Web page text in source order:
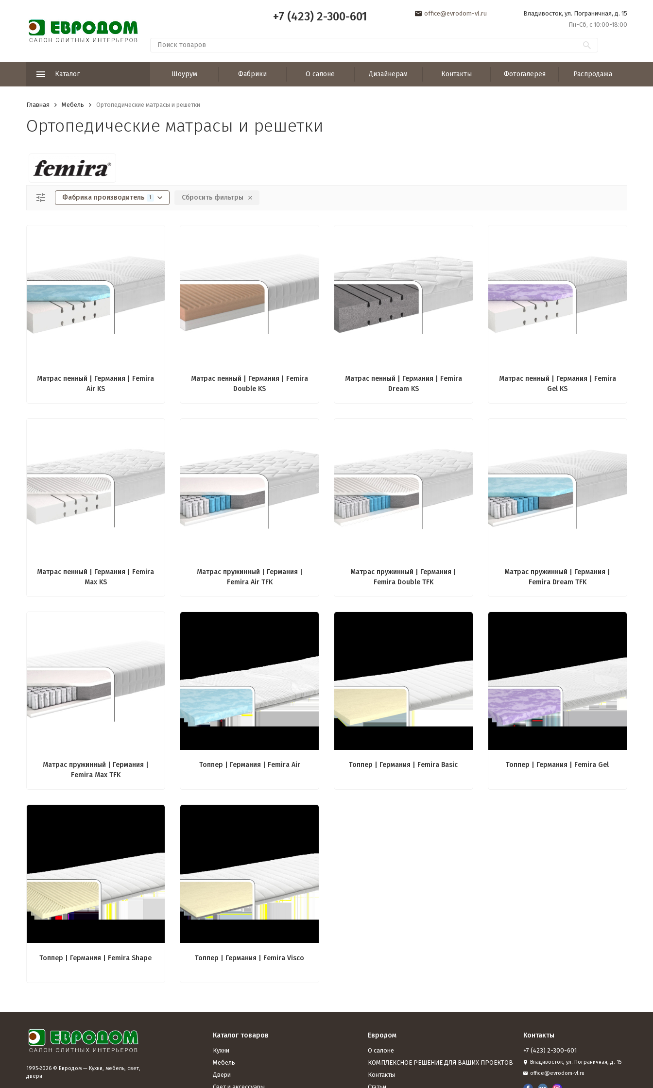
+7 (423) 2-300-601 office@evrodom-vl.ru
Владивосток, ул. Пограничная, д. 15
Пн-Сб, с 10:00-18:00
Каталог Шоурум Фабрики О салоне Дизайнерам Контакты Фотогалерея Распродажа
Главная Мебель Ортопедические матрасы и решетки
Ортопедические матрасы и решетки
Фабрика производитель 1 Сбросить фильтры
Матрас пенный | Германия | Femira
Air KS
Матрас пенный | Германия | Femira
Double KS
Матрас пенный | Германия | Femira
Dream KS
Матрас пенный | Германия | Femira
Gel KS
Матрас пенный | Германия | Femira
Max KS
Матрас пружинный | Германия |
Femira Air TFK
Матрас пружинный | Германия |
Femira Double TFK
Матрас пружинный | Германия |
Femira Dream TFK
Матрас пружинный | Германия |
Femira Max TFK
Топпер | Германия | Femira Air Топпер | Германия | Femira Basic Топпер | Германия | Femira Gel
Топпер | Германия | Femira Shape Топпер | Германия | Femira Visco
1995-2026 © Евродом — Кухни, мебель, свет,
двери
Каталог товаров
Кухни
Мебель
Двери
Евродом
О салоне
КОМПЛЕКСНОЕ РЕШЕНИЕ ДЛЯ ВАШИХ ПРОЕКТОВ
Контакты
Контакты
+7 (423) 2-300-601
Владивосток, ул. Пограничная, д. 15
office@evrodom-vl.ru